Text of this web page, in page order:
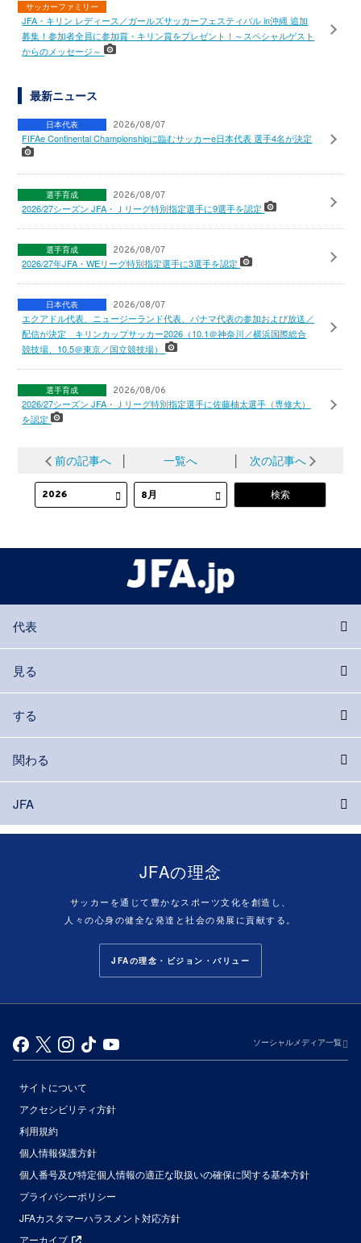
サッカーファミリー
JFA・キリン レディース／ガールズサッカーフェスティバル in沖縄 追加
募集！参加者全員に参加賞・キリン賞をプレゼント！～スペシャルゲスト
からのメッセージ～
最新ニュース
日本代表 2026/08/07
FIFAe Continental Championshipに臨むサッカーe日本代表 選手4名が決定
選手育成 2026/08/07
2026/27シーズン JFA・Ｊリーグ特別指定選手に9選手を認定
選手育成 2026/08/07
2026/27年JFA・WEリーグ特別指定選手に3選手を認定
日本代表 2026/08/07
エクアドル代表、ニュージーランド代表、パナマ代表の参加および放送／
配信が決定 キリンカップサッカー2026（10.1＠神奈川／横浜国際総合
競技場、10.5＠東京／国立競技場）
選手育成 2026/08/06
2026/27シーズン JFA・Ｊリーグ特別指定選手に佐藤柚太選手（専修大）
を認定
前の記事へ 一覧へ 次の記事へ
代表
見る
する
関わる
JFA
JFAの理念
サッカーを通じて豊かなスポーツ文化を創造し、
人々の心身の健全な発達と社会の発展に貢献する。
JFAの理念・ビジョン・バリュー
ソーシャルメディア一覧
サイトについて
アクセシビリティ方針
利用規約
個人情報保護方針
個人番号及び特定個人情報の適正な取扱いの確保に関する基本方針
プライバシーポリシー
JFAカスタマーハラスメント対応方針
アーカイブ